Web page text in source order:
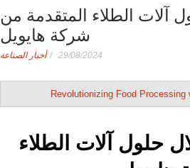
آلات الطلاء المتقدمة من
شركة هايويل
29/08/2024 أخبار الصناعة